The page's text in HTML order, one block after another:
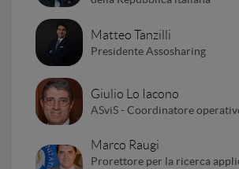
Matteo Tanzilli
Presidente Assosharing
Giulio Lo Iacono
ASviS - Coordinatore
Marco Raugi
Prorettore per la ricerca